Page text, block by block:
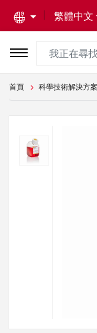
繁體中文
首頁 科學技術解決方案